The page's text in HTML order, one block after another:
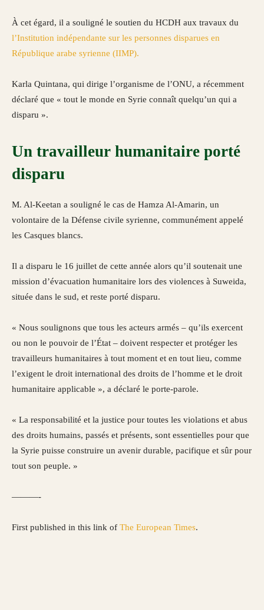
À cet égard, il a souligné le soutien du HCDH aux travaux du
l’Institution indépendante sur les personnes disparues en
République arabe syrienne (IIMP).
Karla Quintana, qui dirige l’organisme de l’ONU, a récemment
déclaré que « tout le monde en Syrie connaît quelqu’un qui a
disparu ».
Un travailleur humanitaire porté
disparu
M. Al-Keetan a souligné le cas de Hamza Al-Amarin, un
volontaire de la Défense civile syrienne, communément appelé
les Casques blancs.
Il a disparu le 16 juillet de cette année alors qu’il soutenait une
mission d’évacuation humanitaire lors des violences à Suweida,
située dans le sud, et reste porté disparu.
« Nous soulignons que tous les acteurs armés – qu’ils exercent
ou non le pouvoir de l’État – doivent respecter et protéger les
travailleurs humanitaires à tout moment et en tout lieu, comme
l’exigent le droit international des droits de l’homme et le droit
humanitaire applicable », a déclaré le porte-parole.
« La responsabilité et la justice pour toutes les violations et abus
des droits humains, passés et présents, sont essentielles pour que
la Syrie puisse construire un avenir durable, pacifique et sûr pour
tout son peuple. »
———-
First published in this link of The European Times.